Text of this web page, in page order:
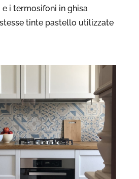
i termosifoni in ghisa
tinte pastello utilizzate